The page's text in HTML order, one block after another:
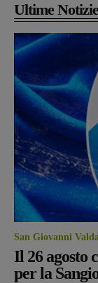
Ultime Notizie
San Giovanni
Il 26 agosto
per la